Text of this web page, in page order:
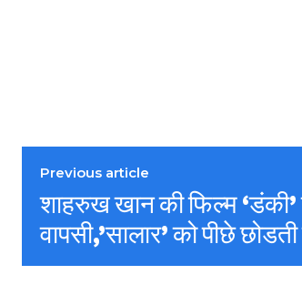
Previous article
शाहरुख खान की फिल्म ‘डंकी’
वापसी,’सालार’ को पीछे